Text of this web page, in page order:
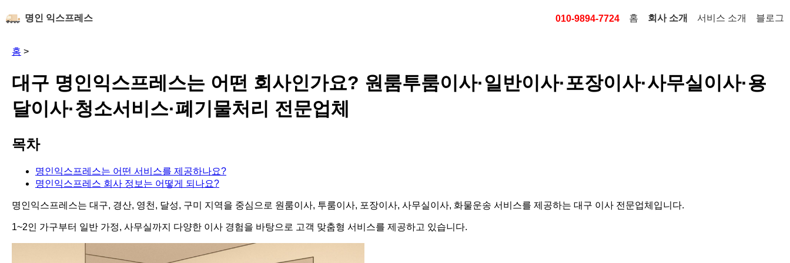
명인 익스프레스 010-9894-7724 홈 회사 소개 서비스 소개 블로그
홈 >
대구 명인익스프레스는 어떤 회사인가요? 원룸투룸이사·일반이사·포장이사·사무실이사·용
달이사·청소서비스·폐기물처리 전문업체
목차
명인익스프레스는 어떤 서비스를 제공하나요?
명인익스프레스 회사 정보는 어떻게 되나요?
명인익스프레스는 대구, 경산, 영천, 달성, 구미 지역을 중심으로 원룸이사, 투룸이사, 포장이사, 사무실이사, 화물운송 서비스를 제공하는 대구 이사 전문업체입니다.
1~2인 가구부터 일반 가정, 사무실까지 다양한 이사 경험을 바탕으로 고객 맞춤형 서비스를 제공하고 있습니다.